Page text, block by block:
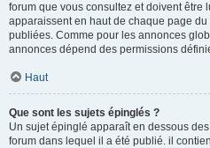
forum que vous consultez et doivent
apparaissent en haut de chaque page
publiées. Comme pour les annonces
annonces dépend des permissions
Haut
Que sont les sujets épinglés ?
Un sujet épinglé apparaît en dessous
forum dans lequel il a été publié. il